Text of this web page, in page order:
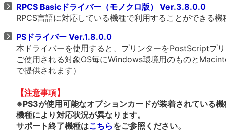
RPCS Basicドライバー（モノクロ版） Ver.3.8.0.0
RPCS言語に対応している機種で利用することができる
PSドライバー Ver.1.8.0.0
本ドライバーを使用すると、プリンターをPostScriptプ
ご使用される対象OS毎にWindows環境用のものと
で提供されます）
【注意事項】
※PS3が使用可能なオプションカードが装着されている
機種により対応状況が異なります。
サポート終了機種はこちらをご参照ください。